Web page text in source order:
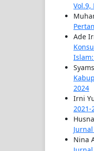
Vol.9,
Ade
Islam:
2024
Irni
2021-
Nina